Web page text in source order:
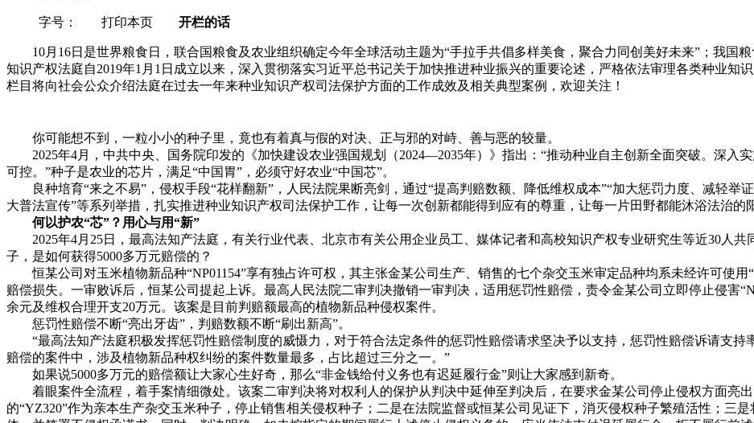
字号： 打印本页 开栏的话
10月16日是世界粮食日，联合国粮食及农业组织确定今年全球活动主题为“手拉手共倡多样美食，聚合力同创美好未来”；我国
知识产权法庭自2019年1月1日成立以来，深入贯彻落实习近平总书记关于加快推进种业振兴的重要论述，严格依法审理各类种业知
栏目将向社会公众介绍法庭在过去一年来种业知识产权司法保护方面的工作成效及相关典型案例，欢迎关注！
你可能想不到，一粒小小的种子里，竟也有着真与假的对决、正与邪的对峙、善与恶的较量。
2025年4月，中共中央、国务院印发的《加快建设农业强国规划（2024—2035年）》指出：“推动种业自主创新全面突破。深入
可控。”种子是农业的芯片，满足“中国胃”，必须守好农业“中国芯”。
良种培育“来之不易”，侵权手段“花样翻新”，人民法院果断亮剑，通过“提高判赔数额、降低维权成本”“加大惩罚力度、减轻举
大普法宣传”等系列举措，扎实推进种业知识产权司法保护工作，让每一次创新都能得到应有的尊重，让每一片田野都能沐浴法治的
何以护农“芯”？用心与用“新”
2025年4月25日，最高法知产法庭，有关行业代表、北京市有关公用企业员工、媒体记者和高校知识产权专业研究生等近30人共
子，是如何获得5000多万元赔偿的？
恒某公司对玉米植物新品种“NP01154”享有独占许可权，其主张金某公司生产、销售的七个杂交玉米审定品种均系未经许可使用
赔偿损失。一审败诉后，恒某公司提起上诉。最高人民法院二审判决撤销一审判决，适用惩罚性赔偿，责令金某公司立即停止侵害
余元及维权合理开支20万元。该案是目前判赔额最高的植物新品种侵权案件。
惩罚性赔偿不断“亮出牙齿”，判赔数额不断“刷出新高”。
“最高法知产法庭积极发挥惩罚性赔偿制度的威慑力，对于符合法定条件的惩罚性赔偿请求坚决予以支持，惩罚性赔偿诉请支持
赔偿的案件中，涉及植物新品种权纠纷的案件数量最多，占比超过三分之一。”
如果说5000多万元的赔偿额让大家心生好奇，那么“非金钱给付义务也有迟延履行金”则让大家感到新奇。
着眼案件全流程，着手案情细微处。该案二审判决将对权利人的保护从判决中延伸至判决后，在要求金某公司停止侵权方面亮出
的“YZ320”作为亲本生产杂交玉米种子，停止销售相关侵权种子；二是在法院监督或恒某公司见证下，消灭侵权种子繁殖活性；三